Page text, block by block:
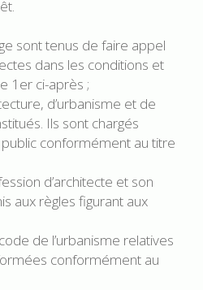
sont tenus de faire appel
dans les conditions et
1er ci-après ;
d’urbanisme et de
Ils sont chargés
public conformément au titre
d’architecte et son
aux règles figurant aux
de l’urbanisme relatives
conformément au